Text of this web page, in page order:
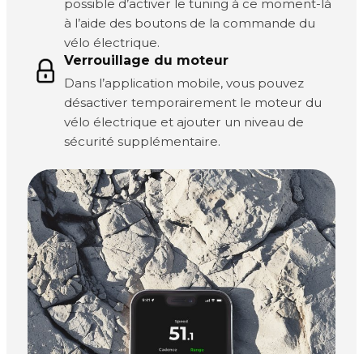
possible d’activer le tuning à ce moment-là
à l’aide des boutons de la commande du
vélo électrique.
Verrouillage du moteur
Dans l’application mobile, vous pouvez
désactiver temporairement le moteur du
vélo électrique et ajouter un niveau de
sécurité supplémentaire.